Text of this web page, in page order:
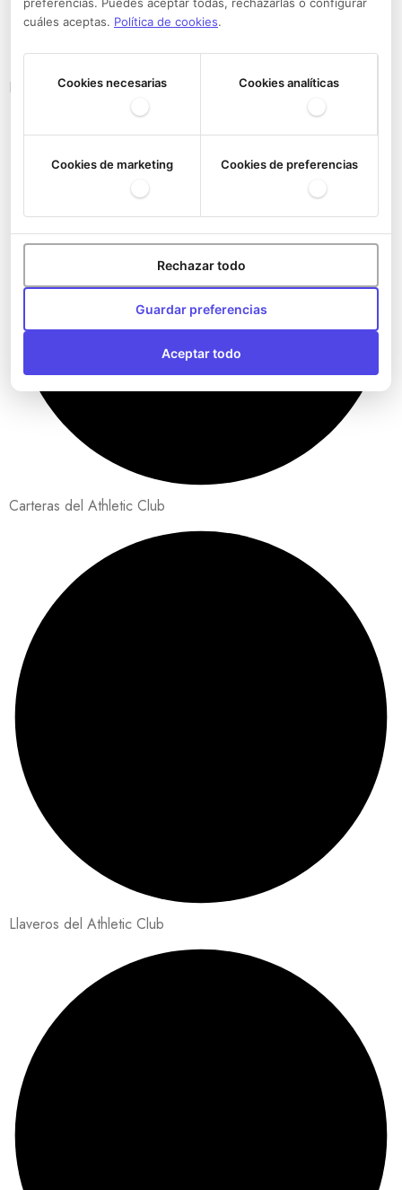
Bandoleras del Athletic Club
Carteras del Athletic Club
Llaveros del Athletic Club
cuáles aceptas. Política de cookies.
Cookies necesarias Cookies analíticas
Cookies de marketing Cookies de preferencias
Rechazar todo
Guardar preferencias
Aceptar todo